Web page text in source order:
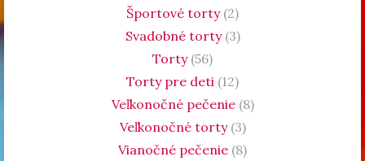
Športové torty(2)
Svadobné torty(3)
Torty(56)
Torty pre deti (12)
Veľkonočné pečenie(8)
Veľkonočné torty(3)
Vianočné pečenie (8)